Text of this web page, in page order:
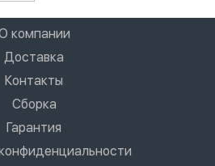
компании
Доставка
Контакты
Сборка
Гарантия